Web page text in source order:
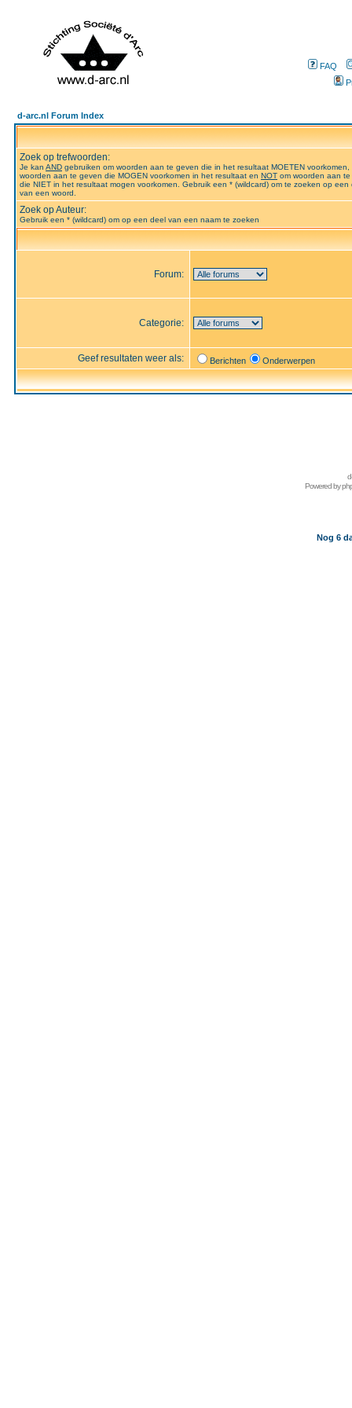
FAQ
d-arc.nl Forum Index
Zoek op trefwoorden:
Je kan AND gebruiken om woorden aan te geven die in het resultaat MOETEN voorkomen,
woorden aan te geven die MOGEN voorkomen in het resultaat en NOT om woorden aan
die NIET in het resultaat mogen voorkomen. Gebruik een * (wildcard) om te zoeken op een
van een woord.
Zoek op Auteur:
Gebruik een * (wildcard) om op een deel van een naam te zoeken
Forum:
Categorie:
Geef resultaten weer als: Berichten Onderwerpen
Powered by
Nog 6